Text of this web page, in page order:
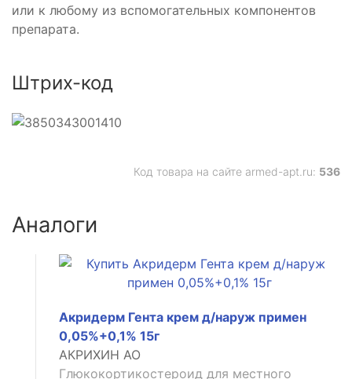
или к любому из вспомогательных компонентов
препарата.
Штрих-код
Код товара на сайте armed-apt.ru: 536
Аналоги
Акридерм Гента крем д/наруж примен
0,05%+0,1% 15г
АКРИХИН АО
Глюкокортикостероид для местного